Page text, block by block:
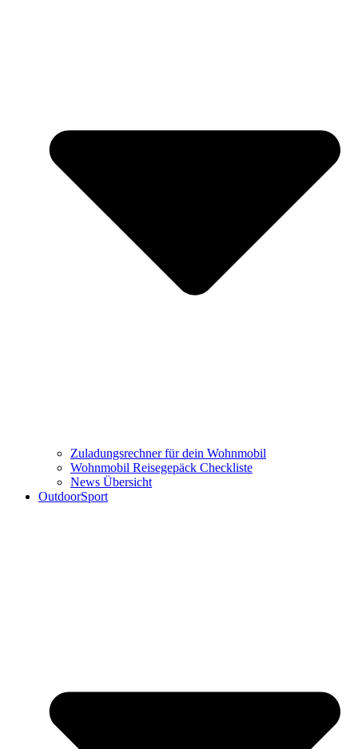
Zuladungsrechner für dein Wohnmobil
Wohnmobil Reisegepäck Checkliste
News Übersicht
OutdoorSport